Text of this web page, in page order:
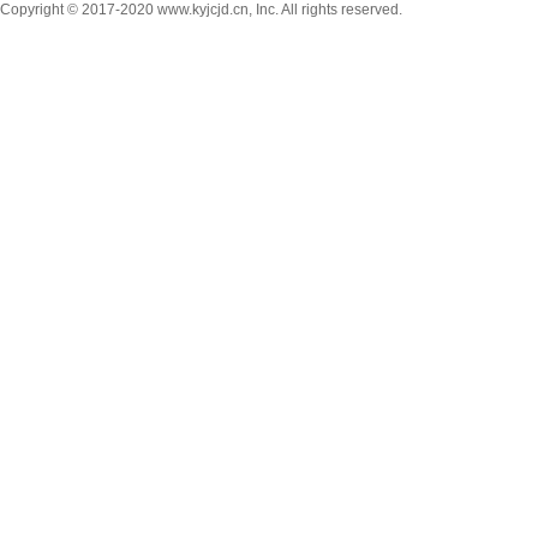
Copyright © 2017-2020 www.kyjcjd.cn, Inc. All rights reserved.